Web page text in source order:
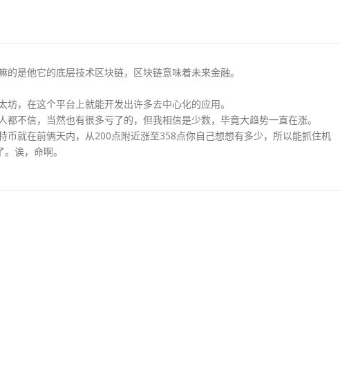
是他它的底层技术区块链，区块链意味着未来金融。
，在这个平台上就能开发出许多去中心化的应用。
不信，当然也有很多亏了的，但我相信是少数，毕竟大趋势一直在涨。
币就在前俩天内，从200点附近涨至358点你自己想想有多少，所以能抓住机
诶，命啊。